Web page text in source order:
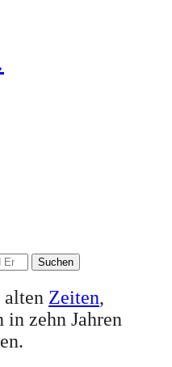
alten Zeiten,
in zehn Jahren